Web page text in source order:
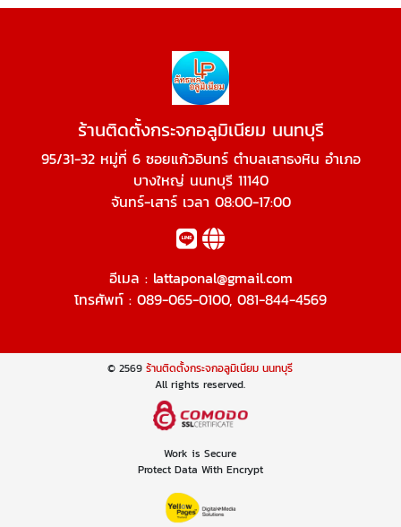
ร้านติดตั้งกระจกอลูมิเนียม นนทบุรี
95/31-32 หมู่ที่ 6 ซอยแก้วอินทร์ ตำบลเสาธงหิน อำเภอ
บางใหญ่ นนทบุรี 11140
จันทร์-เสาร์ เวลา 08:00-17:00
อีเมล : lattaponal@gmail.com
โทรศัพท์ : 089-065-0100, 081-844-4569
© 2569ร้านติดตั้งกระจกอลูมิเนียม นนทบุรี
All rights reserved.
Work is Secure
Protect Data With Encrypt